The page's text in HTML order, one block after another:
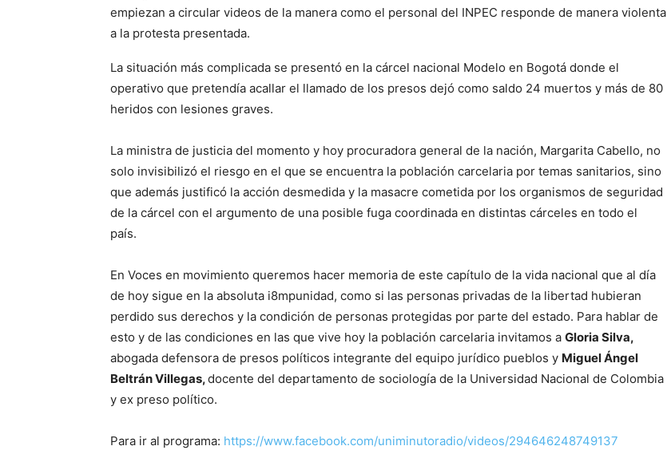
empiezan a circular videos de la manera como el personal del INPEC responde de manera violenta
a la protesta presentada.
La situación más complicada se presentó en la cárcel nacional Modelo en Bogotá donde el
operativo que pretendía acallar el llamado de los presos dejó como saldo 24 muertos y más de 80
heridos con lesiones graves.
La ministra de justicia del momento y hoy procuradora general de la nación, Margarita Cabello, no
solo invisibilizó el riesgo en el que se encuentra la población carcelaria por temas sanitarios, sino
que además justificó la acción desmedida y la masacre cometida por los organismos de seguridad
de la cárcel con el argumento de una posible fuga coordinada en distintas cárceles en todo el
país.
En Voces en movimiento queremos hacer memoria de este capítulo de la vida nacional que al día
de hoy sigue en la absoluta i8mpunidad, como si las personas privadas de la libertad hubieran
perdido sus derechos y la condición de personas protegidas por parte del estado. Para hablar de
esto y de las condiciones en las que vive hoy la población carcelaria invitamos a Gloria Silva,
abogada defensora de presos políticos integrante del equipo jurídico pueblos y Miguel Ángel
Beltrán Villegas,docente del departamento de sociología de la Universidad Nacional de Colombia
y ex preso político.
Para ir al programa: https://www.facebook.com/uniminutoradio/videos/294646248749137